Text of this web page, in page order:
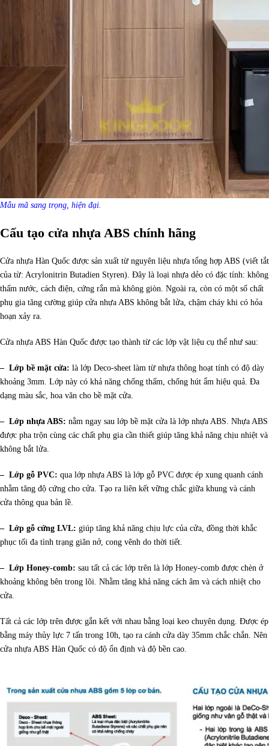
Mẫu mã sang trọng, hiện đại.
Cấu tạo cửa nhựa ABS chính hãng
Cửa nhựa Hàn Quốc được sản xuất từ nguyên liệu nhựa tổng hợp ABS (viết tắt
của từ: Acrylonitrin Butadien Styren). Đây là loại nhựa dẻo có đặc tính: không
thấm nước, cách điện, cứng rắn mà không giòn. Ngoài ra, còn có một số chất
phụ gia tăng cường giúp cửa nhựa ABS không bắt lửa, chậm cháy khi có hỏa
hoạn xảy ra.
Cửa nhựa ABS Hàn Quốc được tạo thành từ các lớp vật liệu cụ thể như sau:
– Lớp bề mặt cửa: là lớp Deco-sheet làm từ nhựa thông hoạt tính có độ dày
khoảng 3mm. Lớp này có khả năng chống thấm, chống hút ẩm hiệu quả. Đa
dạng màu sắc, hoa văn cho bề mặt cửa.
– Lớp nhựa ABS: nằm ngay sau lớp bề mặt cửa là lớp nhựa ABS. Nhựa ABS
được pha trộn cùng các chất phụ gia cần thiết giúp tăng khả năng chịu nhiệt và
không bắt lửa.
– Lớp gỗ PVC: qua lớp nhựa ABS là lớp gỗ PVC được ép xung quanh cánh
nhằm tăng độ cứng cho cửa. Tạo ra liên kết vững chắc giữa khung và cánh
cửa thông qua bản lề.
– Lớp gỗ cứng LVL: giúp tăng khả năng chịu lực của cửa, đồng thời khắc
phục tối đa tình trạng giãn nở, cong vênh do thời tiết.
– Lớp Honey-comb: sau tất cả các lớp trên là lớp Honey-comb được chèn ở
khoảng không bên trong lõi. Nhằm tăng khả năng cách âm và cách nhiệt cho
cửa.
Tất cả các lớp trên được gắn kết với nhau bằng loại keo chuyên dụng. Được ép
bằng máy thủy lực 7 tấn trong 10h, tạo ra cánh cửa dày 35mm chắc chắn. Nên
cửa nhựa ABS Hàn Quốc có độ ổn định và độ bền cao.